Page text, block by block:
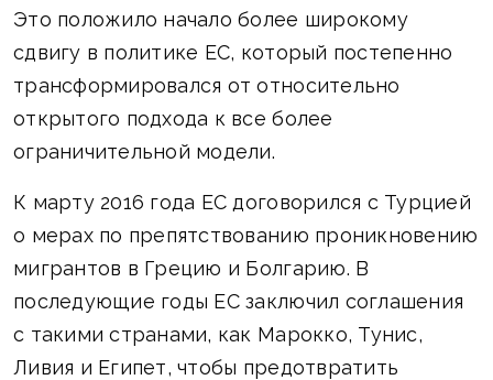
Это положило начало более широкому
сдвигу в политике ЕС, который постепенно
трансформировался от относительно
открытого подхода к все более
ограничительной модели.
К марту 2016 года ЕС договорился с Турцией
о мерах по препятствованию проникновению
мигрантов в Грецию и Болгарию. В
последующие годы ЕС заключил соглашения
с такими странами, как Марокко, Тунис,
Ливия и Египет, чтобы предотвратить